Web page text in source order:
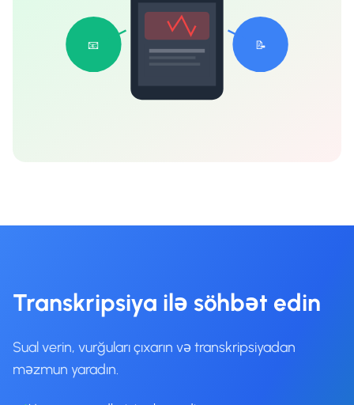
📧 📝
Transkripsiya ilə söhbət edin
Sual verin, vurğuları çıxarın və transkripsiyadan
məzmun yaradın.